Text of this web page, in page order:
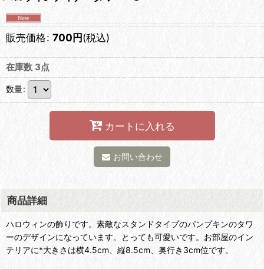
販売価格: 700円(税込)
在庫数 3点
数量:
カートに入れる
お問い合わせ
商品詳細
ハロウィンの飾りです。素敵なスタンドタイプのパンプキンのタワ
ーのデザインになっています。とっても可愛いです。お部屋のイン
テリアに*大きさは横4.5cm、縦8.5cm、奥行き3cm位です。